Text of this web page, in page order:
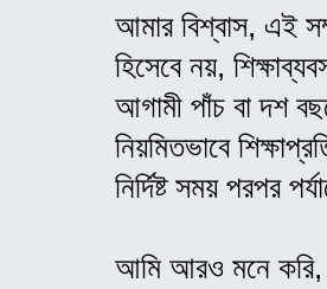
আমার বিশ্বাস, এই
হিসেবে নয়,
আগামী পাঁচ বা দশ
নিয়মিতভাবে
নির্দিষ্ট সময় পরপর
আমি আরও মনে করি,